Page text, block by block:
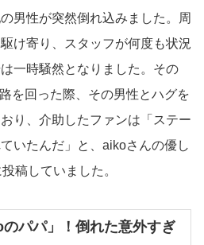
男性が突然倒れ込みました。周
け寄り、スタッフが何度も状況
一時騒然となりました。その
を回った際、その男性とハグを
り、介助したファンは「ステー
いたんだ」と、aikoさんの優し
稿していました。
パパ」！倒れた意外すぎ